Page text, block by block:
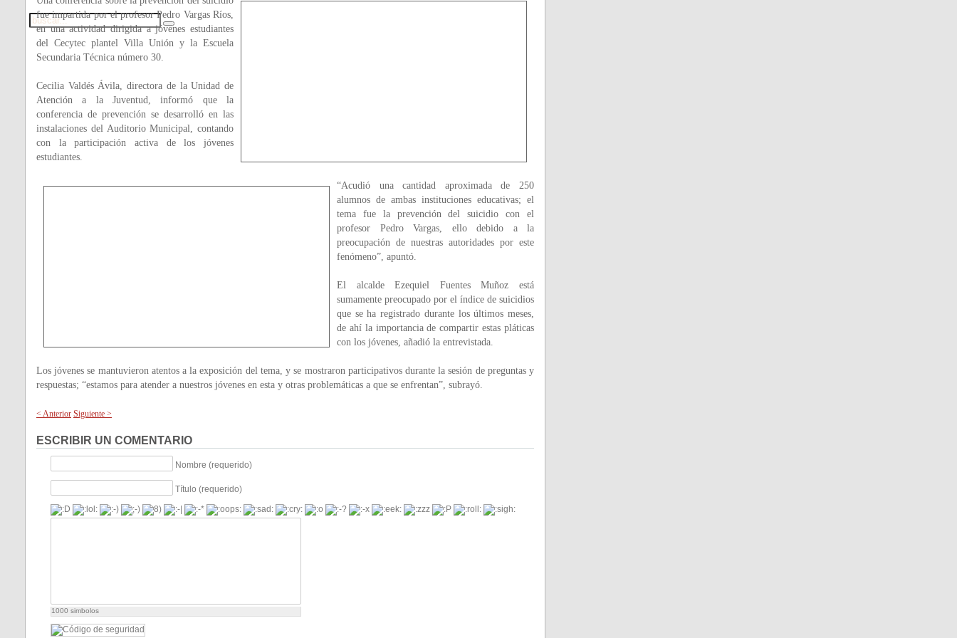
fue impartida por el profesor Pedro Vargas Ríos,
en una actividad dirigida a jóvenes estudiantes
del Cecytec plantel Villa Unión y la Escuela
Secundaria Técnica número 30.
Cecilia Valdés Ávila, directora de la Unidad de
Atención a la Juventud, informó que la
conferencia de prevención se desarrolló en las
instalaciones del Auditorio Municipal, contando
con la participación activa de los jóvenes
estudiantes.
“Acudió una cantidad aproximada de 250
alumnos de ambas instituciones educativas; el
tema fue la prevención del suicidio con el
profesor Pedro Vargas, ello debido a la
preocupación de nuestras autoridades por este
fenómeno”, apuntó.
El alcalde Ezequiel Fuentes Muñoz está
sumamente preocupado por el índice de suicidios
que se ha registrado durante los últimos meses,
de ahí la importancia de compartir estas pláticas
con los jóvenes, añadió la entrevistada.
Los jóvenes se mantuvieron atentos a la exposición del tema, y se mostraron participativos durante la sesión de preguntas y
respuestas; “estamos para atender a nuestros jóvenes en esta y otras problemáticas a que se enfrentan”, subrayó.
< Anterior Siguiente >
ESCRIBIR UN COMENTARIO
Nombre (requerido)
Título (requerido)
1000 simbolos